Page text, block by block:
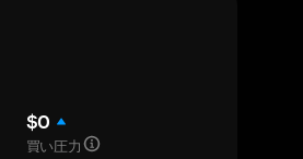
$0
買い圧力